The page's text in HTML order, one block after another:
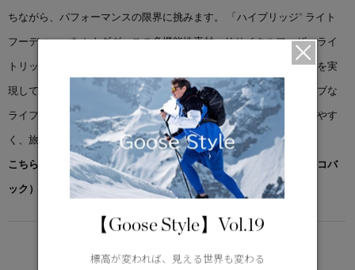
ちながら、パフォーマンスの限界に挑みます。 「ハイブリッジ® ライト
フーディー」をカナダグースの多機能性素材、リサイクルフェザーライ
トリップストップでアップデート。優れた耐久性、軽量性、保温性を実
現しています。季節の変わり目に最適なこのアイテムは、アクティブな
ライフスタイルをサポートします。気温が下がったときに重ね着しやす
く、旅行の際はコンパクトに収納できます。
こちらの商品には先着でノベルティー（オリジナルポケッタブルエコバ
ック）をプレゼント。※なくなり次第終了となります。
5°C / -5°C
【Goose Style】Vol.19
標高が変われば、見える世界も変わる